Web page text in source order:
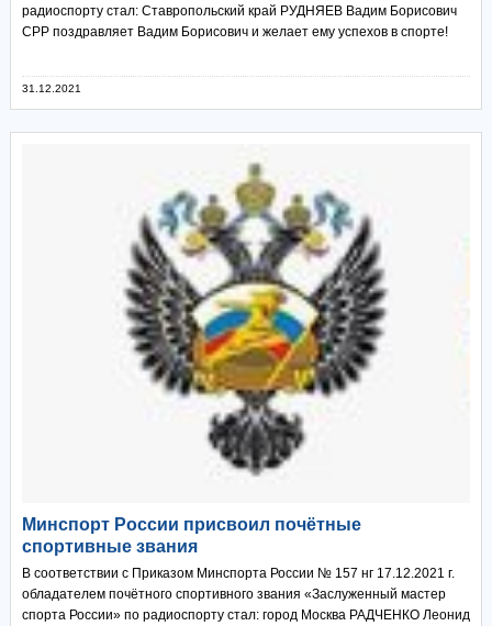
радиоспорту стал: Ставропольский край РУДНЯЕВ Вадим Борисович
СРР поздравляет Вадим Борисович и желает ему успехов в спорте!
31.12.2021
Минспорт России присвоил почётные
спортивные звания
В соответствии с Приказом Минспорта России № 157 нг 17.12.2021 г.
обладателем почётного спортивного звания «Заслуженный мастер
спорта России» по радиоспорту стал: город Москва РАДЧЕНКО Леонид